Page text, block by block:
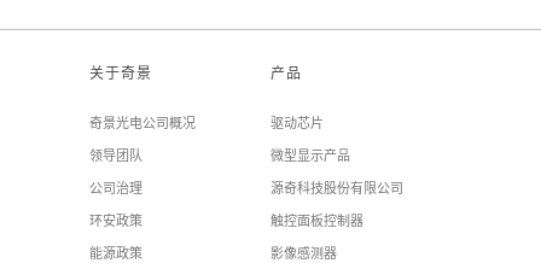
关于奇景
奇景光电公司概况
领导团队
公司治理
环安政策
能源政策
产品
驱动芯片
微型显示产品
源奇科技股份有限公司
触控面板控制器
影像感测器